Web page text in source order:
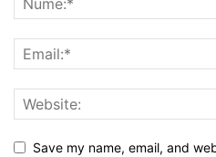
Save my name, email, and